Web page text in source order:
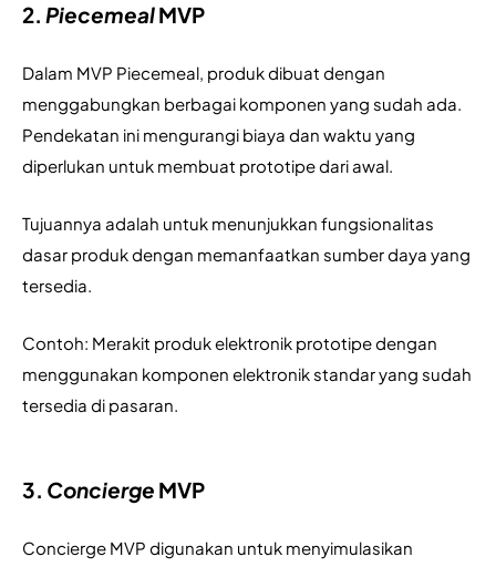
2. PiecemealMVP
Dalam MVP Piecemeal, produk dibuat dengan
menggabungkan berbagai komponen yang sudah ada.
Pendekatan ini mengurangi biaya dan waktu yang
diperlukan untuk membuat prototipe dari awal.
Tujuannya adalah untuk menunjukkan fungsionalitas
dasar produk dengan memanfaatkan sumber daya yang
tersedia.
Contoh: Merakit produk elektronik prototipe dengan
menggunakan komponen elektronik standar yang sudah
tersedia di pasaran.
3. Concierge MVP
Concierge MVP digunakan untuk menyimulasikan